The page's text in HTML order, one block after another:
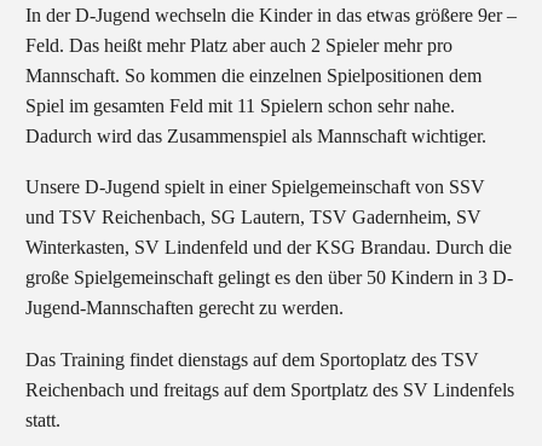
In der D-Jugend wechseln die Kinder in das etwas größere 9er –
Feld. Das heißt mehr Platz aber auch 2 Spieler mehr pro
Mannschaft. So kommen die einzelnen Spielpositionen dem
Spiel im gesamten Feld mit 11 Spielern schon sehr nahe.
Dadurch wird das Zusammenspiel als Mannschaft wichtiger.
Unsere D-Jugend spielt in einer Spielgemeinschaft von SSV
und TSV Reichenbach, SG Lautern, TSV Gadernheim, SV
Winterkasten, SV Lindenfeld und der KSG Brandau. Durch die
große Spielgemeinschaft gelingt es den über 50 Kindern in 3 D-
Jugend-Mannschaften gerecht zu werden.
Das Training findet dienstags auf dem Sportoplatz des TSV
Reichenbach und freitags auf dem Sportplatz des SV Lindenfels
statt.